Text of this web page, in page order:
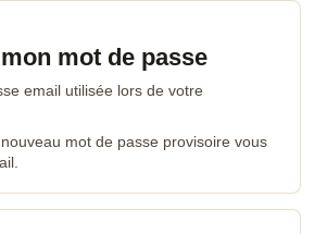
mot de passe
email utilisée lors de votre
mot de passe provisoire vous